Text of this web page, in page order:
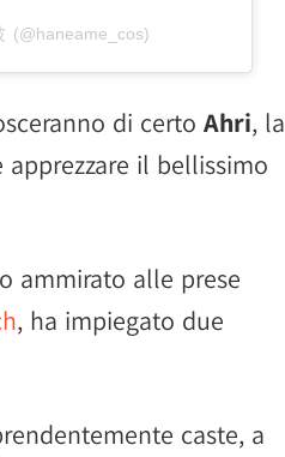
(@haneame_cos)
di certo Ahri, la
il bellissimo
ammirato alle prese
, ha impiegato due
caste, a